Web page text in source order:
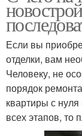
Если вы
отделки, вам
Человеку, не
порядок
квартиры с
всех этапов, то